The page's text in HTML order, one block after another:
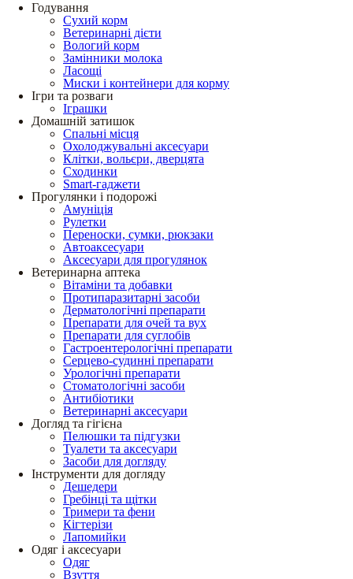
Годування
Сухий корм
Ветеринарні дієти
Вологий корм
Замінники молока
Ласощі
Миски і контейнери для корму
Ігри та розваги
Іграшки
Домашній затишок
Спальні місця
Охолоджувальні аксесуари
Клітки, вольєри, дверцята
Сходинки
Smart-гаджети
Прогулянки і подорожі
Амуніція
Рулетки
Переноски, сумки, рюкзаки
Автоаксесуари
Аксесуари для прогулянок
Ветеринарна аптека
Вітаміни та добавки
Протипаразитарні засоби
Дерматологічні препарати
Препарати для очей та вух
Препарати для суглобів
Гастроентерологічні препарати
Серцево-судинні препарати
Урологічні препарати
Стоматологічні засоби
Антибіотики
Ветеринарні аксесуари
Догляд та гігієна
Пелюшки та підгузки
Туалети та аксесуари
Засоби для догляду
Інструменти для догляду
Дешедери
Гребінці та щітки
Тримери та фени
Кігтерізи
Лапомийки
Одяг і аксесуари
Одяг
Взуття